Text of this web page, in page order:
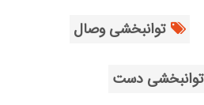
توانبخشی وصال
توانبخشی دست